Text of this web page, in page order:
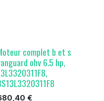
complet b et s
ohv 6.5 hp,
€